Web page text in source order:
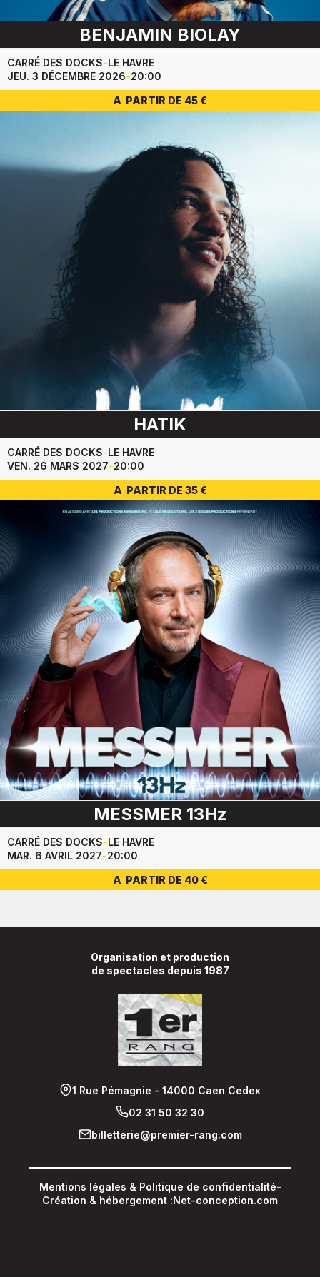
BENJAMIN BIOLAY
CARRÉ DES DOCKS-LE HAVRE
JEU. 3 DÉCEMBRE 2026-20:00
A PARTIR DE 45 €
HATIK
CARRÉ DES DOCKS-LE HAVRE
VEN. 26 MARS 2027-20:00
A PARTIR DE 35 €
MESSMER 13Hz
CARRÉ DES DOCKS-LE HAVRE
MAR. 6 AVRIL 2027-20:00
A PARTIR DE 40 €
Organisation et production
de spectacles depuis 1987
1 Rue Pémagnie - 14000 Caen Cedex
02 31 50 32 30
billetterie@premier-rang.com
Mentions légales & Politique de confidentialité-
Création & hébergement :Net-conception.com